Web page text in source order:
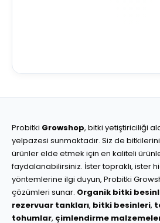
Probitki Growshop, bitki yetiştiriciliği
yelpazesi sunmaktadır. Siz de
ürünler elde etmek için en kaliteli
faydalanabilirsiniz. İster topraklı, ister
yöntemlerine ilgi duyun, Probitki
çözümleri sunar. Organik bitki
rezervuar tankları, bitki besinleri,
tohumlar, çimlendirme